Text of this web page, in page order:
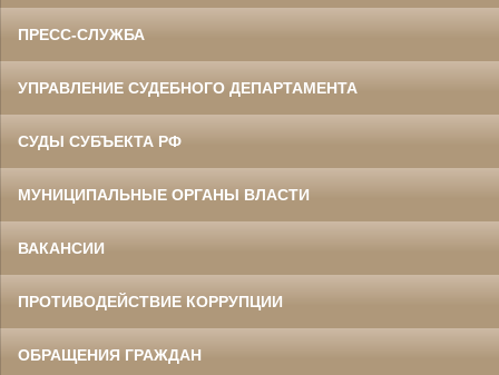
ПРЕСС-СЛУЖБА
УПРАВЛЕНИЕ СУДЕБНОГО ДЕПАРТАМЕНТА
СУДЫ СУБЪЕКТА РФ
МУНИЦИПАЛЬНЫЕ ОРГАНЫ ВЛАСТИ
ВАКАНСИИ
ПРОТИВОДЕЙСТВИЕ КОРРУПЦИИ
ОБРАЩЕНИЯ ГРАЖДАН